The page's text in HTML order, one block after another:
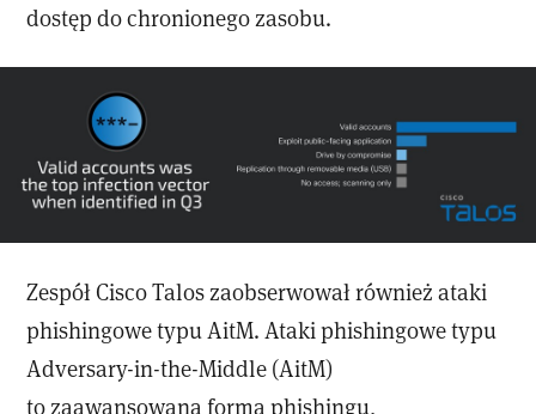
dostęp do chronionego zasobu.
Zespół Cisco Talos zaobserwował również ataki
phishingowe typu AitM. Ataki phishingowe typu
Adversary-in-the-Middle (AitM)
to zaawansowana forma phishingu,